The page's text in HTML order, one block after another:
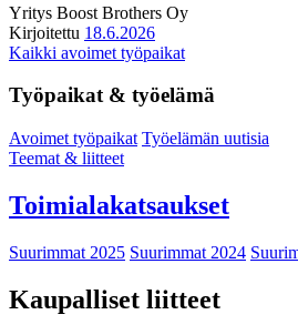
Yritys Boost Brothers Oy
Kirjoitettu 18.6.2026
Kaikki avoimet työpaikat
Työpaikat & työelämä
Avoimet työpaikat Työelämän uutisia
Teemat & liitteet
Toimialakatsaukset
Suurimmat 2025 Suurimmat 2024
Kaupalliset liitteet